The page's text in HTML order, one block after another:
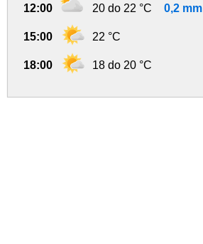
12:00 20 do 22 °C 0,2 mm
15:00 22 °C
18:00 18 do 20 °C